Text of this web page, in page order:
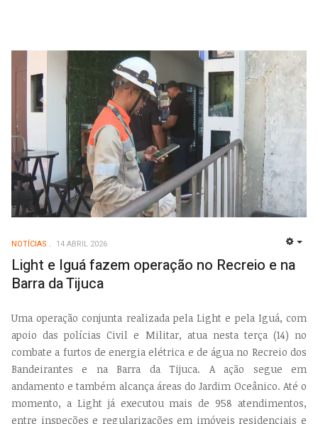
NOTÍCIAS 14 ABRIL 2026
Light e Iguá fazem operação no Recreio e na
Barra da Tijuca
Uma operação conjunta realizada pela Light e pela Iguá, com
apoio das polícias Civil e Militar, atua nesta terça (14) no
combate a furtos de energia elétrica e de água no Recreio dos
Bandeirantes e na Barra da Tijuca. A ação segue em
andamento e também alcança áreas do Jardim Oceânico. Até o
momento, a Light já executou maisde 958 atendimentos,
entre inspeções e regularizaçõesem imóveis residenciais e